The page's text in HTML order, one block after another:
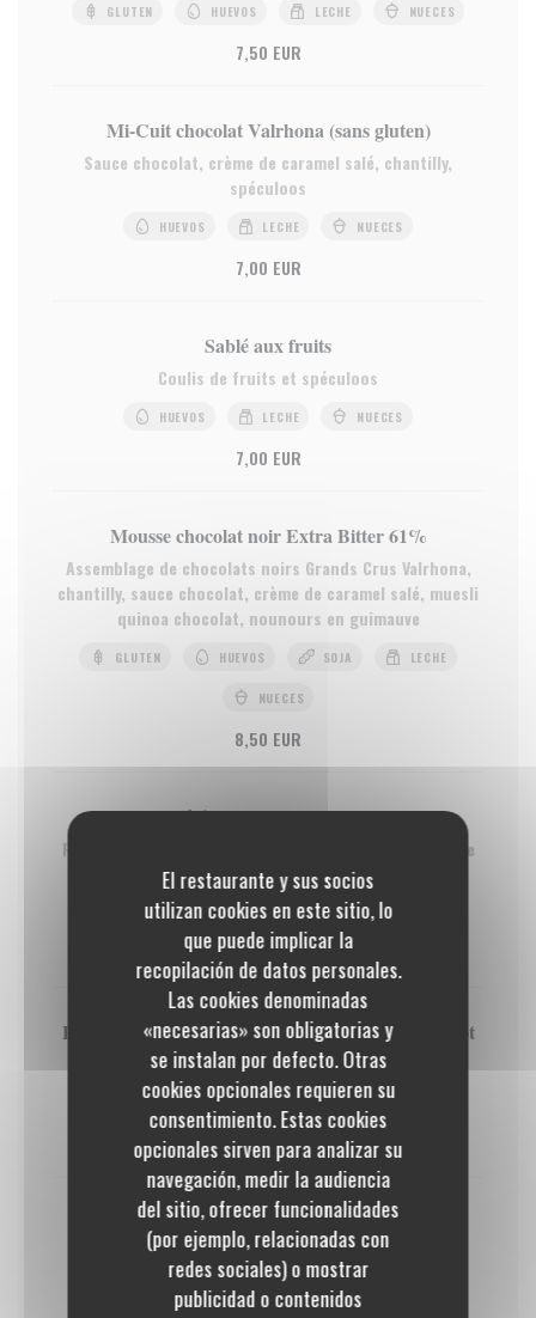
El restaurante y sus socios
utilizan cookies en este sitio, lo
que puede implicar la
recopilación de datos personales.
Las cookies denominadas
«necesarias» son obligatorias y
se instalan por defecto. Otras
cookies opcionales requieren su
consentimiento. Estas cookies
opcionales sirven para analizar su
navegación, medir la audiencia
del sitio, ofrecer funcionalidades
(por ejemplo, relacionadas con
redes sociales) o mostrar
publicidad o contenidos
GLUTEN HUEVOS LECHE NUECES
7,50 EUR
Mi-Cuit chocolat Valrhona (sans gluten)
Sauce chocolat, crème de caramel salé, chantilly,
spéculoos
HUEVOS LECHE NUECES
7,00 EUR
Sablé aux fruits
Coulis de fruits et spéculoos
HUEVOS LECHE NUECES
7,00 EUR
Mousse chocolat noir Extra Bitter 61%
Assemblage de chocolats noirs Grands Crus Valrhona,
chantilly, sauce chocolat, crème de caramel salé, muesli
quinoa chocolat, nounours en guimauve
GLUTEN HUEVOS SOJA LECHE
NUECES
8,50 EUR
Poêlée de mangue au miel
Poêlée de mangue au miel, sorbet framboise du Maître
Artisan Glacier, coulis de fruits, éclats de meringue
GLUTEN HUEVOS LECHE
8,50 EUR
Paris-Brest double crème, Praliné & Pistache pavot
Amandes grillées caramélisées
GLUTEN HUEVOS LECHE
9,50 EUR
Dame Blanche
Glace vanille aux oeufs (3 boules) du Maître Glacier,
éclats de meringue, sauce chocolat, chantilly, muesli
quinoa chocolat